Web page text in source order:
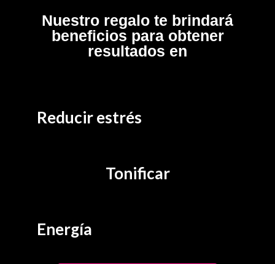
Nuestro regalo te brindará
beneficios para obtener
resultados en
Reducir estrés
Tonificar
Energía